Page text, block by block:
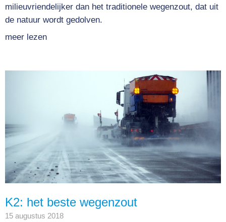
milieuvriendelijker dan het traditionele wegenzout, dat uit
de natuur wordt gedolven.
meer lezen
K2: het beste wegenzout
15 augustus 2018